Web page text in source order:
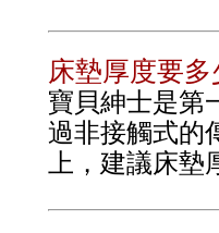
床墊厚度要多
寶貝紳士是第
過非接觸式的
上，建議床